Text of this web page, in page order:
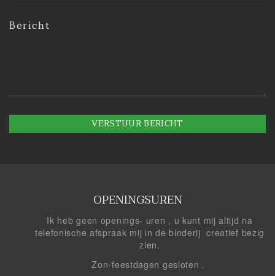
Bericht
VERSTUUR BERICHT
OPENINGSUREN
Ik heb geen openings- uren , u kunt mij altijd na
telefonische afspraak mij in de binderij creatief bezig
zien.
Zon-feestdagen gesloten .